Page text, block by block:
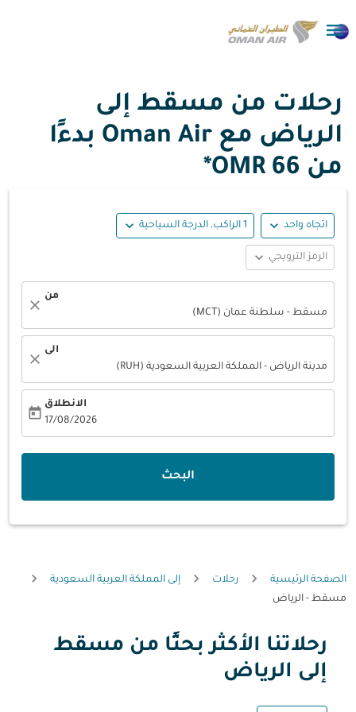

رحلات من مسقط إلى
الرياض مع Oman Air بدءًا
من 66 OMR*
اتجاه واحد expand_more 1 الراكب, الدرجة السياحية expand_more
الرمز الترويجي expand_more
من
مسقط - سلطنة عمان (MCT)
close
الى
مدينة الرياض - المملكة العربية السعودية (RUH)
close
الانطلاق
17/08/2026
today
البحث
الصفحة الرئيسية رحلات
إلى المملكة العربية السعودية
مسقط - الرياض
رحلاتنا الأكثر بحثًا من مسقط
إلى الرياض